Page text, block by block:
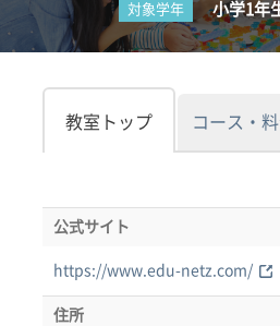
対象学年 小学1年
教室トップ コース・
公式サイト
https://www.edu-netz.com/
住所